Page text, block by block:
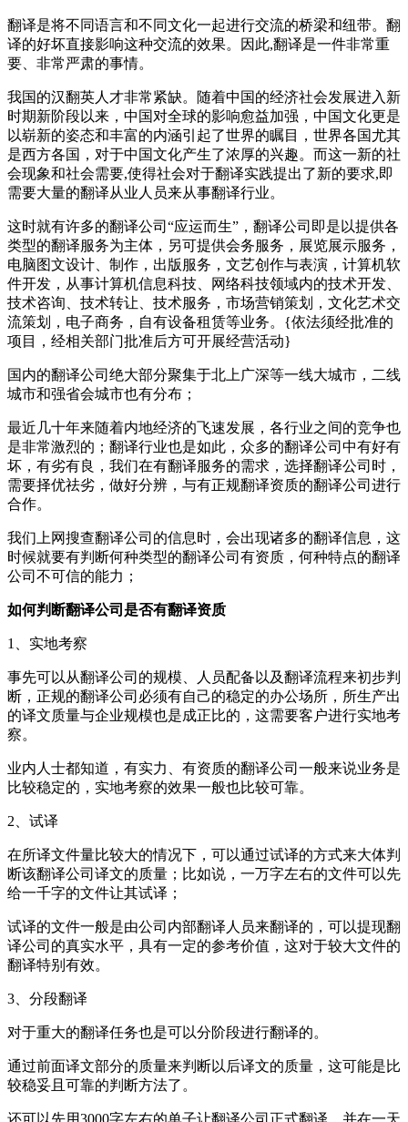
翻译是将不同语言和不同文化一起进行交流的桥梁和纽带。翻
译的好坏直接影响这种交流的效果。因此,翻译是一件非常重
要、非常严肃的事情。
我国的汉翻英人才非常紧缺。随着中国的经济社会发展进入新
时期新阶段以来，中国对全球的影响愈益加强，中国文化更是
以崭新的姿态和丰富的内涵引起了世界的瞩目，世界各国尤其
是西方各国，对于中国文化产生了浓厚的兴趣。而这一新的社
会现象和社会需要,使得社会对于翻译实践提出了新的要求,即
需要大量的翻译从业人员来从事翻译行业。
这时就有许多的翻译公司“应运而生”，翻译公司即是以提供各
类型的翻译服务为主体，另可提供会务服务，展览展示服务，
电脑图文设计、制作，出版服务，文艺创作与表演，计算机软
件开发，从事计算机信息科技、网络科技领域内的技术开发、
技术咨询、技术转让、技术服务，市场营销策划，文化艺术交
流策划，电子商务，自有设备租赁等业务。{依法须经批准的
项目，经相关部门批准后方可开展经营活动}
国内的翻译公司绝大部分聚集于北上广深等一线大城市，二线
城市和强省会城市也有分布；
最近几十年来随着内地经济的飞速发展，各行业之间的竞争也
是非常激烈的；翻译行业也是如此，众多的翻译公司中有好有
坏，有劣有良，我们在有翻译服务的需求，选择翻译公司时，
需要择优祛劣，做好分辨，与有正规翻译资质的翻译公司进行
合作。
我们上网搜查翻译公司的信息时，会出现诸多的翻译信息，这
时候就要有判断何种类型的翻译公司有资质，何种特点的翻译
公司不可信的能力；
如何判断翻译公司是否有翻译资质
1 、实地考察
事先可以从翻译公司的规模、人员配备以及翻译流程来初步判
断，正规的翻译公司必须有自己的稳定的办公场所，所生产出
的译文质量与企业规模也是成正比的，这需要客户进行实地考
察。
业内人士都知道，有实力、有资质的翻译公司一般来说业务是
比较稳定的，实地考察的效果一般也比较可靠。
2 、试译
在所译文件量比较大的情况下，可以通过试译的方式来大体判
断该翻译公司译文的质量；比如说，一万字左右的文件可以先
给一千字的文件让其试译；
试译的文件一般是由公司内部翻译人员来翻译的，可以提现翻
译公司的真实水平，具有一定的参考价值，这对于较大文件的
翻译特别有效。
3 、分段翻译
对于重大的翻译任务也是可以分阶段进行翻译的。
通过前面译文部分的质量来判断以后译文的质量，这可能是比
较稳妥且可靠的判断方法了。
还可以先用3000字左右的单子让翻译公司正式翻译，并在一天